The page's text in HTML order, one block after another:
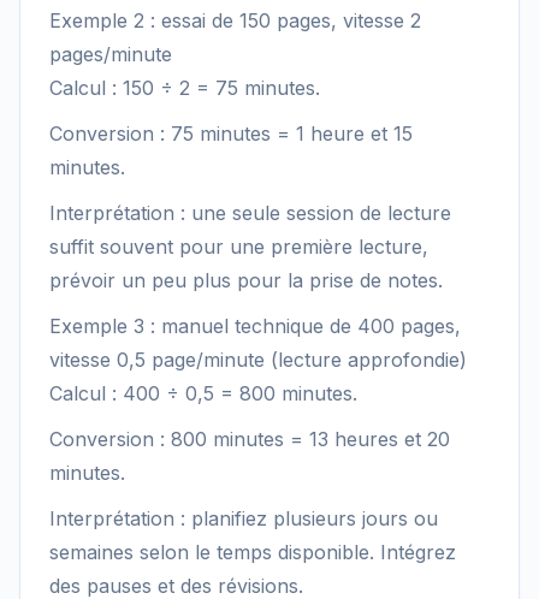
Exemple 2 : essai de 150 pages, vitesse 2
pages/minute
Calcul : 150 ÷ 2 = 75 minutes.
Conversion : 75 minutes = 1 heure et 15
minutes.
Interprétation : une seule session de lecture
suffit souvent pour une première lecture,
prévoir un peu plus pour la prise de notes.
Exemple 3 : manuel technique de 400 pages,
vitesse 0,5 page/minute (lecture approfondie)
Calcul : 400 ÷ 0,5 = 800 minutes.
Conversion : 800 minutes = 13 heures et 20
minutes.
Interprétation : planifiez plusieurs jours ou
semaines selon le temps disponible. Intégrez
des pauses et des révisions.